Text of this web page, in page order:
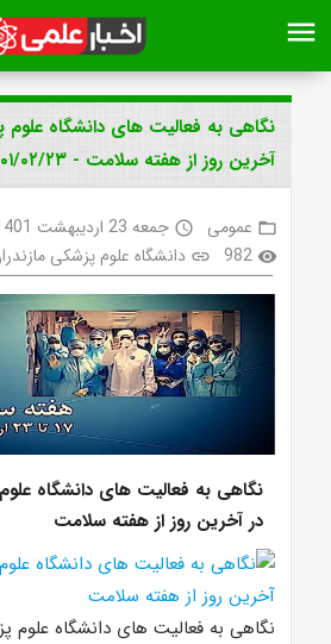
menu
نگاهی به فعالیت های دانشگاه علوم
آخرین روز از هفته سلامت - ۱۴۰۱/۰۲/۲۳
folder_open عمومی access_time جمعه 23 اردیبهشت 1401 ساعت 19:32
visibility
982
link دانشگاه علوم پزشکی
نگاهی به فعالیت های دانشگاه
در آخرین روز از هفته سلامت
نگاهی به فعالیت های دانشگاه علوم